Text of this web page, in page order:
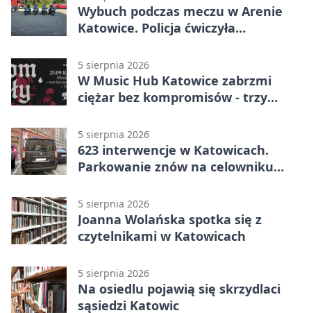
Wybuch podczas meczu w Arenie
Katowice. Policja ćwiczyła
5 sierpnia 2026
W Music Hub Katowice zabrzmi
ciężar bez kompromisów - trzy
5 sierpnia 2026
623 interwencje w Katowicach.
Parkowanie znów na celowniku
5 sierpnia 2026
Joanna Wolańska spotka się z
czytelnikami w Katowicach
5 sierpnia 2026
Na osiedlu pojawią się skrzydlaci
sąsiedzi Katowic